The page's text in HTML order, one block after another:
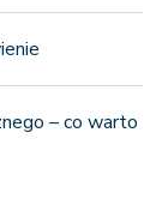
– co warto